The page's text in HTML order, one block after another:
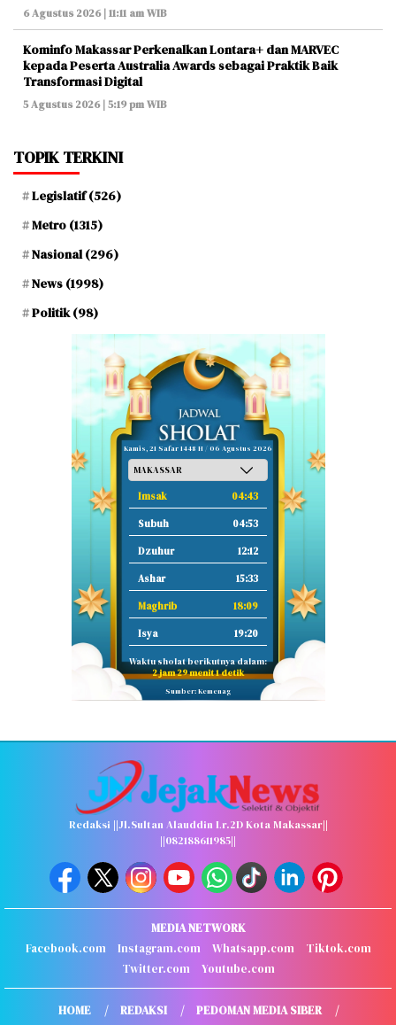
6 Agustus 2026 | 11:11 am WIB
Kominfo Makassar Perkenalkan Lontara+ dan MARVEC
kepada Peserta Australia Awards sebagai Praktik Baik
Transformasi Digital
5 Agustus 2026 | 5:19 pm WIB
TOPIK TERKINI
Legislatif(526)
Metro (1315)
Nasional(296)
News (1998)
Politik(98)
Kamis, 21 Safar 1448 H / 06 Agustus 2026
Imsak 04:43
Subuh 04:53
Dzuhur 12:12
Ashar 15:33
Maghrib 18:09
Isya 19:20
Waktu sholat berikutnya dalam:
2 jam 29 menit 0 detik
Sumber: Kemenag
Redaksi ||Jl.Sultan Alauddin Lr.2D Kota Makassar||
||082188611985||
MEDIA NETWORK
Facebook.com
Instagram.com Whatsapp.com
Tiktok.com
Twitter.com
Youtube.com
HOME REDAKSI PEDOMAN MEDIA SIBER